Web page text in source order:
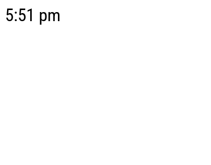
5:51 pm